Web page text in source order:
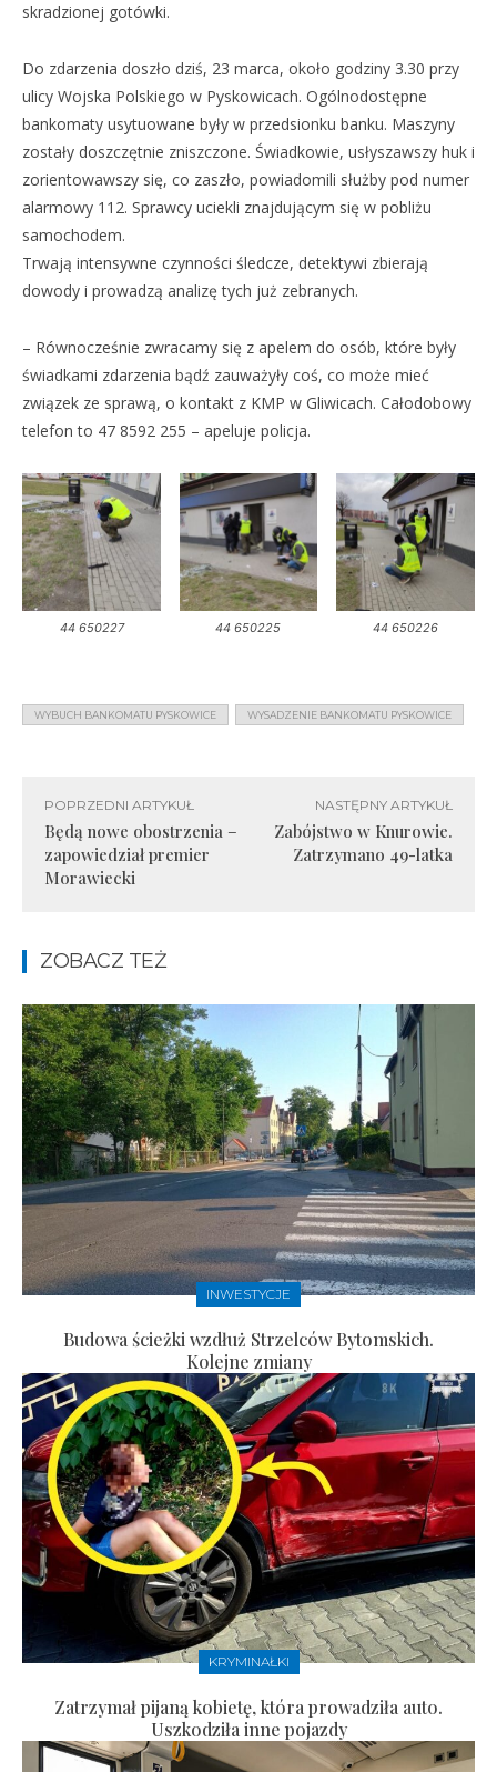
skradzionej gotówki.
Do zdarzenia doszło dziś, 23 marca, około godziny 3.30 przy
ulicy Wojska Polskiego w Pyskowicach. Ogólnodostępne
bankomaty usytuowane były w przedsionku banku. Maszyny
zostały doszczętnie zniszczone. Świadkowie, usłyszawszy huk i
zorientowawszy się, co zaszło, powiadomili służby pod numer
alarmowy 112. Sprawcy uciekli znajdującym się w pobliżu
samochodem.
Trwają intensywne czynności śledcze, detektywi zbierają
dowody i prowadzą analizę tych już zebranych.
– Równocześnie zwracamy się z apelem do osób, które były
świadkami zdarzenia bądź zauważyły coś, co może mieć
związek ze sprawą, o kontakt z KMP w Gliwicach. Całodobowy
telefon to 47 8592 255 – apeluje policja.
44 650227 44 650225 44 650226
WYBUCH BANKOMATU PYSKOWICE WYSADZENIE BANKOMATU PYSKOWICE
POPRZEDNI ARTYKUŁ
Będą nowe obostrzenia –
zapowiedział premier
Morawiecki
NASTĘPNY ARTYKUŁ
Zabójstwo w Knurowie.
Zatrzymano 49-latka
ZOBACZ TEŻ
INWESTYCJE
Budowa ścieżki wzdłuż Strzelców Bytomskich.
Kolejne zmiany
KRYMINAŁKI
Zatrzymał pijaną kobietę, która prowadziła auto.
Uszkodziła inne pojazdy